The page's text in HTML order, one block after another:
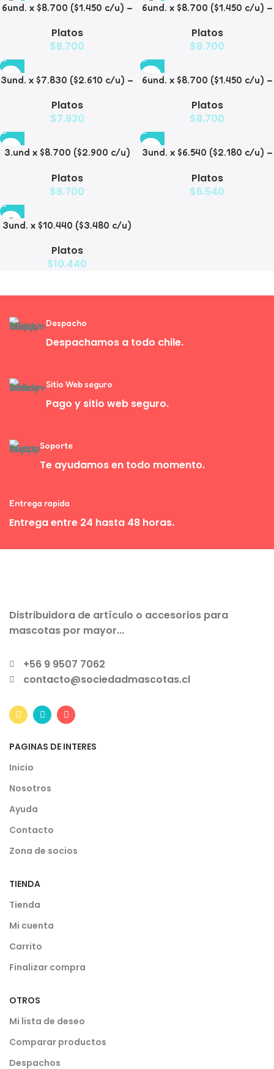
6und. x $8.700 ($1.450 c/u) –
Platos
$8.700
6und. x $8.700 ($1.450 c/u) –
Floral
Platos
$8.700
3und. x $7.830 ($2.610 c/u) –
Mascotas
Platos
$7.830
6und. x $8.700 ($1.450 c/u) –
Mascotas
Platos
$8.700
3.und x $8.700 ($2.900 c/u)
Mascotas
Platos
$8.700
3und. x $6.540 ($2.180 c/u) –
Mascotas con Diseño
Decorativo
Platos
$6.540
3und. x $10.440 ($3.480 c/u)
Mascotas con Bowl de Acero
Platos
$10.440
Despacho
Despachamos a todo chile.
Sitio Web seguro
Pago y sitio web seguro.
Soporte
Te ayudamos en todo momento.
Entrega rapida
Entrega entre 24 hasta 48 horas.
Distribuidora de artículo o accesorios para
mascotas por mayor...
+56 9 9507 7062
contacto@sociedadmascotas.cl
PAGINAS DE INTERES
Inicio
Nosotros
Ayuda
Contacto
Zona de socios
TIENDA
Tienda
Mi cuenta
Carrito
Finalizar compra
OTROS
Mi lista de deseo
Comparar productos
Despachos